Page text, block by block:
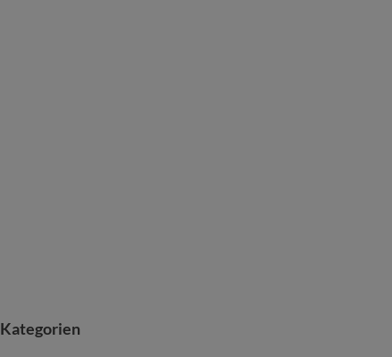
Kategorien